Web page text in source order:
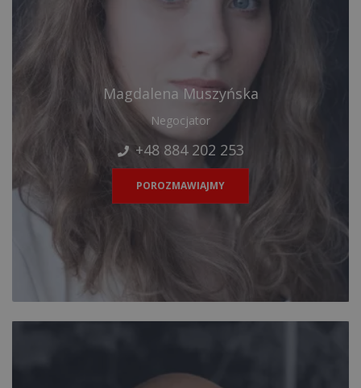
Magdalena Muszyńska
Negocjator
+48 884 202 253
POROZMAWIAJMY